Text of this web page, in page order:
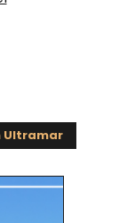
Ultramar